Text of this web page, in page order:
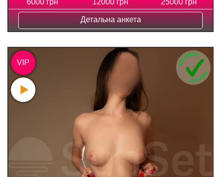
Детальна анкета
VIP